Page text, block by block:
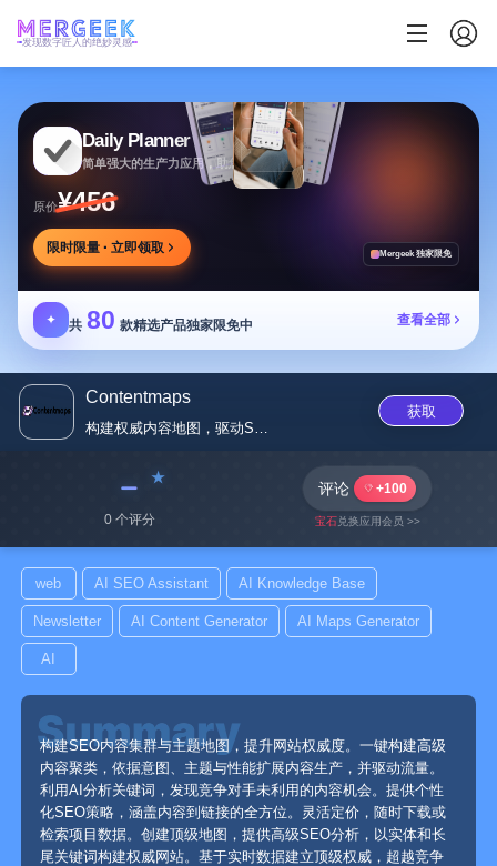
发现数字匠人的绝妙灵感
Daily Planner
简单强大的生产力应用，助您安排任务专注目标
原价¥456
限时限量 · 立即领取 Mergeek 独家限免
✦ 共 80 款精选产品独家限免中 查看全部
Contentmaps
构建权威内容地图，驱动SEO与...
获取
﹣
0 个评分
评论 +100
宝石兑换应用会员 >>
web AI SEO Assistant AI Knowledge Base
Newsletter AI Content Generator AI Maps Generator
AI
构建SEO内容集群与主题地图，提升网站权威度。一键构建高级
内容聚类，依据意图、主题与性能扩展内容生产，并驱动流量。
利用AI分析关键词，发现竞争对手未利用的内容机会。提供个性
化SEO策略，涵盖内容到链接的全方位。灵活定价，随时下载或
检索项目数据。创建顶级地图，提供高级SEO分析，以实体和长
尾关键词构建权威网站。基于实时数据建立顶级权威，超越竞争